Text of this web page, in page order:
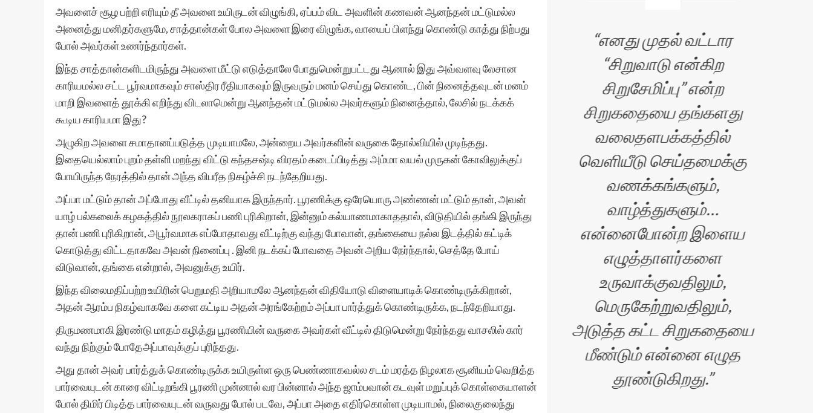
அவளைச் சூழ பற்றி எரியும் தீ அவளை உயிருடன் விழுங்கி, ஏப்பம் விட அவளின் கணவன் ஆனந்தன் மட்டுமல்ல
அனைத்து மனிதர்களுமே, சாத்தான்கள் போல அவளை இரை விழுங்க, வாயைப் பிளந்து கொண்டு காத்து நிற்பது
போல் அவர்கள் உணர்ந்தார்கள்.
இந்த சாத்தான்களிடமிருந்து அவளை மீட்டு எடுத்தாலே போதுமென்றுபட்டது ஆனால் இது அவ்வளவு லேசான
காரியமல்ல சட்ட பூர்வமாகவும் சாஸ்திர ரீதியாகவும் இருவரும் மனம் செய்து கொண்ட, பின் நினைத்தவுடன் மனம்
மாறி இவளைத் தூக்கி எறிந்து விடலாமென்று ஆனந்தன் மட்டுமல்ல அவர்களும் நினைத்தால், லேசில் நடக்கக்
கூடிய காரியமா இது?
அழுகிற அவளை சமாதானப்படுத்த முடியாமலே, அன்றைய அவர்களின் வருகை தோல்வியில் முடிந்தது.
இதையெல்லாம் புறம் தள்ளி மறந்து விட்டு கந்தசஷ்டி விரதம் கடைப்பிடித்து அம்மா வயல் முருகன் கோவிலுக்குப்
போயிருந்த நேரத்தில் தான் அந்த விபரீத நிகழ்ச்சி நடந்தேறியது.
அப்பா மட்டும் தான் அப்போது வீட்டில் தனியாக இருந்தார். பூரணிக்கு ஒரேயொரு அண்ணன் மட்டும் தான், அவன்
யாழ் பல்கலைக் கழகத்தில் நூலகராகப் பணி புரிகிறான், இன்னும் கல்யாணமாகாததால், விடுதியில் தங்கி இருந்து
தான் பணி புரிகிறான், அபூர்வமாக எப்போதாவது வீட்டிற்கு வந்து போவான், தங்கையை நல்ல இடத்தில் கட்டிக்
கொடுத்து விட்டதாகவே அவன் நினைப்பு . இனி நடக்கப் போவதை அவன் அறிய நேர்ந்தால், செத்தே போய்
விடுவான், தங்கை என்றால், அவனுக்கு உயிர்.
இந்த விலைமதிப்பற்ற உயிரின் பெறுமதி அறியாமலே ஆனந்தன் விதியோடு விளையாடிக் கொண்டிருக்கிறான்,
அதன் ஆரம்ப நிகழ்வாகவே களை கட்டிய அதன் அரங்கேற்றம் அப்பா பார்த்துக் கொண்டிருக்க, நடந்தேறியாது.
திருமணமாகி இரண்டு மாதம் கழித்து பூரணியின் வருகை அவர்கள் வீட்டில் திடுமென்று நேர்ந்தது வாசலில் கார்
வந்து நிற்கும் போதேஅப்பாவுக்குப் புரிந்தது.
அது தான் அவர் பார்த்துக் கொண்டிருக்க உயிருள்ள ஒரு பெண்ணாகவல்ல சடம் மரத்த நிழலாக சூனியம் வெறித்த
பார்வையுடன் காரை விட்டிறங்கி பூரணி முன்னால் வர பின்னால் அந்த ஜாம்பவான் கடவுள் மறுப்புக் கொள்கையாளன்
போல் திமிர் பிடித்த பார்வையுடன் வருவது போல் படவே, அப்பா அதை எதிர்கொள்ள முடியாமல், நிலைகுலைந்து
சுயமாக ஏற்படும்
எண்ணங்கள் தவிர
மனிதர்களுக்கு வாழ்க்கை
அனுபவங்கள் மூலம் நிறைய
எண்ணங்களையும், மனதில்
பதியும் அளவுக்கு சில
உண்டாக்குகிறது.
இவைகளை எழுத்து
வடிவில் கொண்டு வர என்
போன்ற சிலர்
ஆசைப்படுவார்கள்.ஆனால்
தனியே நாட்குறிப்பு போல்
கற்பனைகள் சேர்ந்த கதை
வடிவில் எழுத விழையும்
எனது முதல் வட்டார
“சிறுவாடு என்கிற
சிறுசேமிப்பு” என்ற
சிறுகதையை தங்களது
வலைதளபக்கத்தில்
வெளியீடு செய்தமைக்கு
வணக்கங்களும்,
வாழ்த்துகளும்…
என்னைபோன்ற இளைய
எழுத்தாளர்களை
உருவாக்குவதிலும்,
மெருகேற்றுவதிலும்,
அடுத்த கட்ட சிறுகதையை
மீண்டும் என்னை எழுத
தூண்டுகிறது.